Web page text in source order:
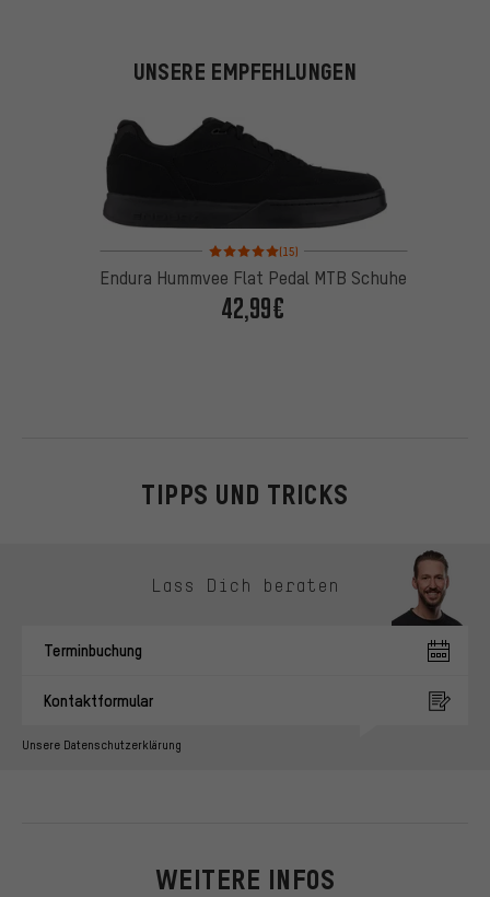
UNSERE EMPFEHLUNGEN
Bewertungen: 5 von 5 basierend auf 15
(15)
Endura Hummvee Flat Pedal MTB Schuhe
42,99€
TIPPS UND TRICKS
Lass Dich beraten
Terminbuchung
Kontaktformular
Unsere Datenschutzerklärung
WEITERE INFOS